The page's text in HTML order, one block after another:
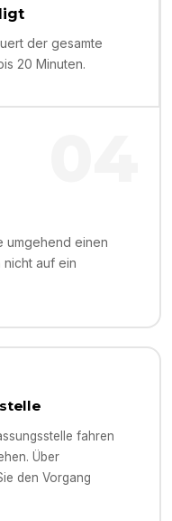
der gesamte
20 Minuten.
umgehend einen
nicht auf ein
fahren
Über
den Vorgang